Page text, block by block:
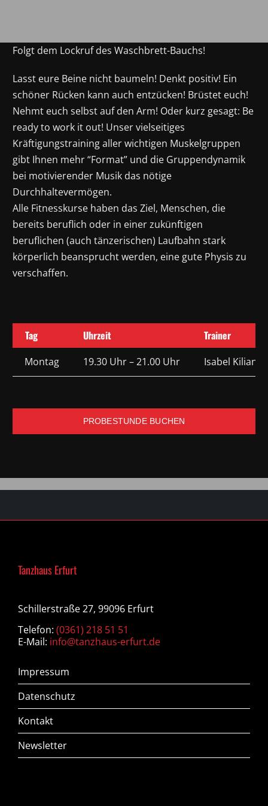
Folgt dem Lockruf des Waschbrett-Bauchs!
Lasst eure Beine nicht baumeln! Denkt positiv! Ein
schöner Rücken kann auch entzücken! Brüstet euch!
Nehmt euch selbst auf den Arm! Oder kurz gesagt: Be
ready to work it out! Unser vielseitiges
Kräftigungstraining aller wichtigen Muskelgruppen
gibt Ihnen mehr “Format” und die Gruppendynamik
bei motivierender Musik das nötige
Durchhaltevermögen.
Alle Fitnesskurse haben das Ziel, Menschen, die
bereits beruflich oder in einer zukünftigen
beruflichen (auch tänzerischen) Laufbahn stark
körperlich beansprucht werden, eine gute Physis zu
verschaffen.
Tag Uhrzeit Trainer
Montag 19.30 Uhr – 21.00 Uhr Isabel Kilian
PROBESTUNDE BUCHEN
Tanzhaus Erfurt
Schillerstraße 27, 99096 Erfurt
Telefon: (0361) 218 51 51
E-Mail: info@tanzhaus-erfurt.de
Impressum
Datenschutz
Kontakt
Newsletter